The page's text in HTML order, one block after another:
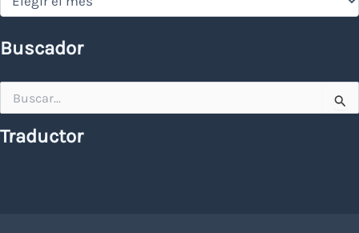
Buscador
por:
Traductor